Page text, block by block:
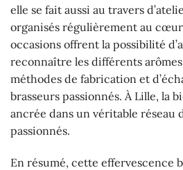
elle se fait aussi au travers
organisés régulièrement au cœur
occasions offrent la possibilité
reconnaître les différents
méthodes de fabrication et
brasseurs passionnés. À Lille, la
ancrée dans un véritable réseau
passionnés.
En résumé, cette effervescence